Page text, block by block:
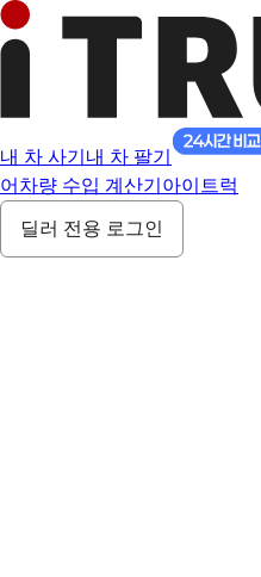
내 차 사기 내 차 팔기
어 차량 수입 계산기 아이트럭
딜러 전용 로그인